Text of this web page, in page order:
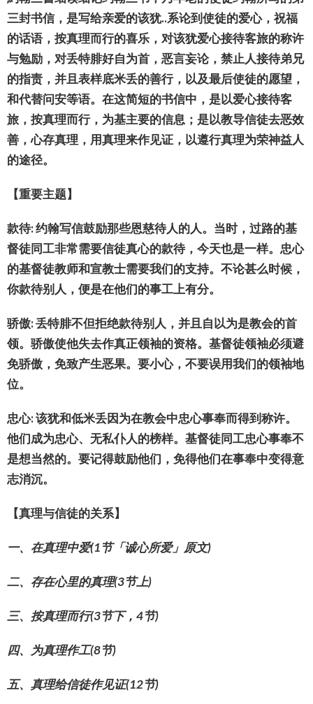
三封书信，是写给亲爱的该犹..系论到使徒的爱心，祝福
的话语 ，按真理而行的喜乐 ， 对该犹爱心接待客旅的称许
与勉励， 对丢特腓好自为首， 恶言妄论，禁止人接待弟兄
的指责 ，并且表样底米丢的善行，以及最后使徒的愿望，
和代替问安等语。 在这简短的书信中，是以爱心接待客
旅，按真理而行， 为基主要的信息；是以教导信徒去恶效
善，心存真理，用真理来作见证 ，以遵行真理为荣神益人
的途径。
【重要主题】
款待:约翰写信鼓励那些恩慈待人的人。当时， 过路的基
督徒同工非常需要信徒真心的款待，今天也是一样。 忠心
的基督徒教师和宣教士需要我们的支持。不论甚么时候，
你款待别人，便是在他们的事工上有分。
骄傲:丢特腓不但拒绝款待别人，并且自以为是教会的首
领。 骄傲使他失去作真正领袖的资格。 基督徒领袖必须避
免骄傲，免致产生恶果。要小心，不要误用我们的领袖地
位。
忠心:该犹和低米丢因为在教会中忠心事奉而得到称许。
他们成为忠心、无私仆人的榜样。 基督徒同工忠心事奉不
是想当然的。要记得鼓励他们 ，免得他们在事奉中变得意
志消沉。
【真理与信徒的关系】
一、在真理中爱(1节「诚心所爱」原文)
二、存在心里的真理(3节上)
三、按真理而行(3节下， 4节)
四、为真理作工(8节)
五、真理给信徒作见证(12节)